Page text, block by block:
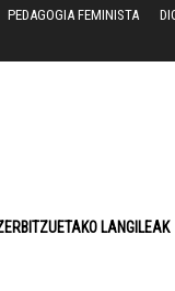
PEDAGOGIA FEMINISTA
LANGILEAK